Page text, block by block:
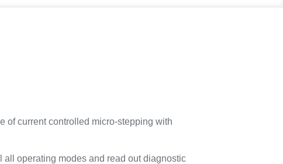
of current controlled micro-stepping with
operating modes and read out diagnostic